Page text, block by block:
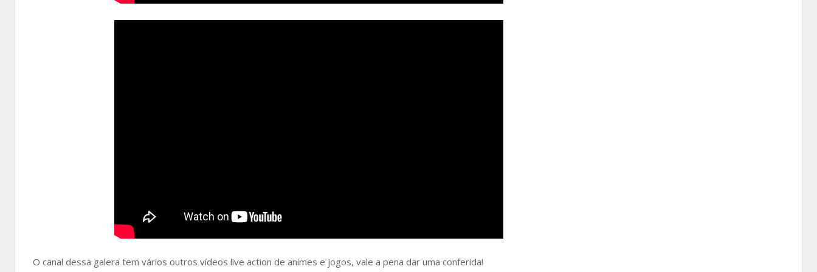
O canal dessa galera tem vários outros vídeos live action de animes e jogos, vale a pena dar uma conferida!